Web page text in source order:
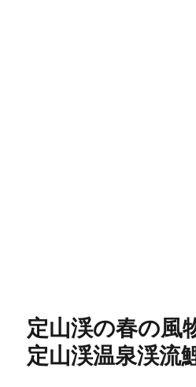
定山渓の春の風
定山渓温泉渓流